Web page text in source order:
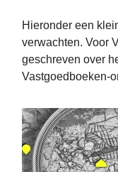
Hieronder een
verwachten. Voor
geschreven over
Vastgoedboeken-